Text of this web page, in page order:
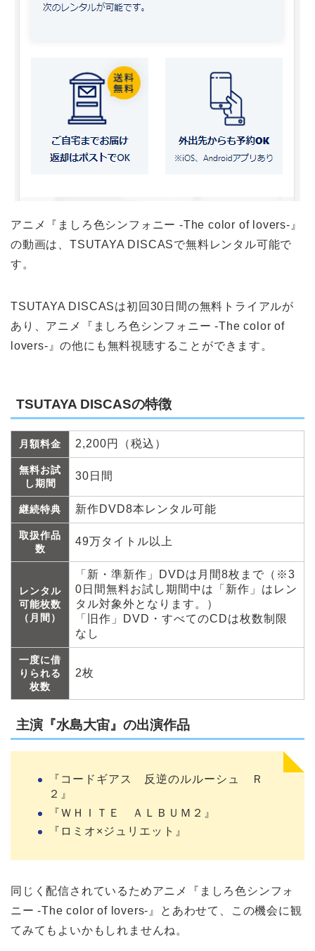
アニメ『ましろ色シンフォニー -The color of lovers-』
の動画は、TSUTAYA DISCASで無料レンタル可能で
す。
TSUTAYA DISCASは初回30日間の無料トライアルが
あり、アニメ『ましろ色シンフォニー -The color of
lovers-』の他にも無料視聴することができます。
TSUTAYA DISCASの特徴
月額料金 2,200円（税込）
無料お試
し期間
30日間
継続特典 新作DVD8本レンタル可能
取扱作品
数
49万タイトル以上
レンタル
可能枚数
（月間）
「新・準新作」DVDは月間8枚まで（※3
0日間無料お試し期間中は「新作」はレン
タル対象外となります。）
「旧作」DVD・すべてのCDは枚数制限
なし
一度に借
りられる
枚数
2枚
主演『水島大宙』の出演作品
『コードギアス 反逆のルルーシュ Ｒ
２』
『ＷＨＩＴＥ ＡＬＢＵＭ２』
『ロミオ×ジュリエット』
同じく配信されているためアニメ『ましろ色シンフォ
ニー -The color of lovers-』とあわせて、この機会に観
てみてもよいかもしれませんね。